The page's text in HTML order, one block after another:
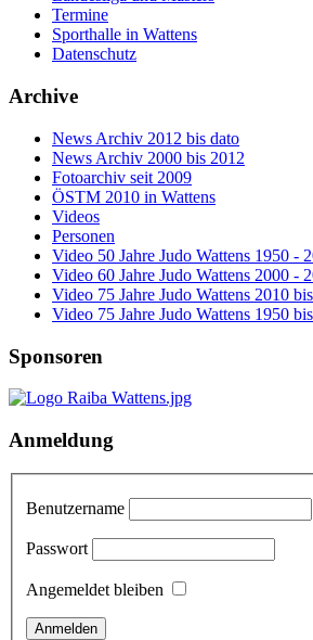
Termine
Sporthalle in Wattens
Datenschutz
Archive
News Archiv 2012 bis dato
News Archiv 2000 bis 2012
Fotoarchiv seit 2009
ÖSTM 2010 in Wattens
Videos
Personen
Video 50 Jahre Judo Wattens 1950 -
Video 60 Jahre Judo Wattens 2000 -
Video 75 Jahre Judo Wattens 2010
Video 75 Jahre Judo Wattens 1950
Sponsoren
Anmeldung
Benutzername
Passwort
Angemeldet bleiben